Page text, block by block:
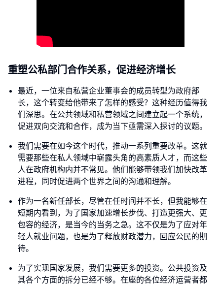
重塑公私部门合作关系，促进经济增长
最近，一位来自私营企业董事会的成员转型为政府部
长，这个转变给他带来了怎样的感受？这种经历值得我
们深思。在公共领域和私营领域之间建立起一个系统，
促进双向交流和合作，成为当下亟需深入探讨的议题。
我们需要在如今这个时代，推动一系列重要改革。这就
需要那些在私人领域中崭露头角的高素质人才，而这些
人在政府机构内并不常见。他们能够带领我们加快改革
进程，同时促进两个世界之间的沟通和理解。
作为一名新任部长，尽管在任时间并不长，但我能够在
短期内看到，为了国家加速增长步伐、打造更强大、更
包容的经济，是当今的当务之急。这不仅是为了应对年
轻人就业问题，也是为了释放财政潜力，回应公民的期
待。
为了实现国家发展，我们需要更多的投资。公共投资及
其各个方面的拆分已经不够。在座的各位经济运营者都